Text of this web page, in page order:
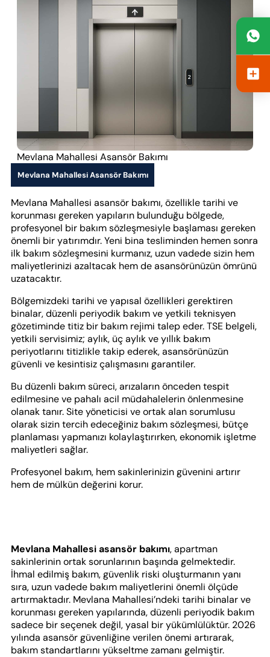
Mevlana Mahallesi Asansör Bakımı
Mevlana Mahallesi asansör bakımı, özellikle tarihi ve
korunması gereken yapıların bulunduğu bölgede,
profesyonel bir bakım sözleşmesiyle başlaması gereken
önemli bir yatırımdır. Yeni bina tesliminden hemen sonra
ilk bakım sözleşmesini kurmanız, uzun vadede sizin hem
maliyetlerinizi azaltacak hem de asansörünüzün ömrünü
uzatacaktır.
Bölgemizdeki tarihi ve yapısal özellikleri gerektiren
binalar, düzenli periyodik bakım ve yetkili teknisyen
gözetiminde titiz bir bakım rejimi talep eder. TSE belgeli,
yetkili servisimiz; aylık, üç aylık ve yıllık bakım
periyotlarını titizlikle takip ederek, asansörünüzün
güvenli ve kesintisiz çalışmasını garantiler.
Bu düzenli bakım süreci, arızaların önceden tespit
edilmesine ve pahalı acil müdahalelerin önlenmesine
olanak tanır. Site yöneticisi ve ortak alan sorumlusu
olarak sizin tercih edeceğiniz bakım sözleşmesi, bütçe
planlaması yapmanızı kolaylaştırırken, ekonomik işletme
maliyetleri sağlar.
Profesyonel bakım, hem sakinlerinizin güvenini artırır
hem de mülkün değerini korur.
Mevlana Mahallesi Asansör Bakımı
Mevlana Mahallesi asansör bakımı, apartman
sakinlerinin ortak sorunlarının başında gelmektedir.
İhmal edilmiş bakım, güvenlik riski oluşturmanın yanı
sıra, uzun vadede bakım maliyetlerini önemli ölçüde
artırmaktadır. Mevlana Mahallesi’ndeki tarihi binalar ve
korunması gereken yapılarında, düzenli periyodik bakım
sadece bir seçenek değil, yasal bir yükümlülüktür. 2026
yılında asansör güvenliğine verilen önemi artırarak,
bakım standartlarını yükseltme zamanı gelmiştir.